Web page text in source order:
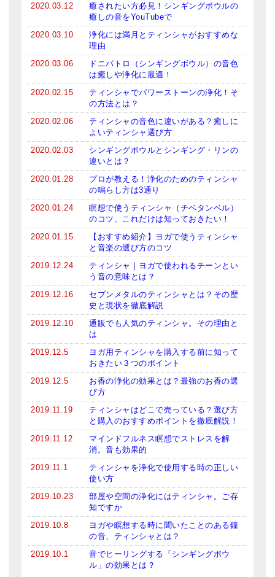
About Us
メールお便り登録
LINEお友だち登録
お客様の声
2020.03.12
癒されたい方必見！シンギングボウルの
癒しの音をYouTubeで
2020.03.10
浄化には満月とティンシャがおすすめな
理由
2020.03.06
ドニパトロ（シンギングボウル）の音色
は癒しや浄化に最適！
2020.02.15
ティンシャでパワーストーンの浄化！そ
の方法とは？
2020.02.06
ティンシャの音色に違いがある？癒しに
よいティンシャ選び方
2020.02.03
シンギングボウルとシンギング・リンの
違いとは？
2020.01.28
プロが教える！浄化のためのティンシャ
の鳴らし方は3通り
2020.01.24
瞑想で使うティンシャ（チベタンベル）
のコツ、これだけは知っておきたい！
2020.01.15
【おすすめ紹介】ヨガで使うティンシャ
と音楽の選び方のコツ
2019.12.24
ティンシャ｜ヨガで使われるチーンとい
う音の意味とは？
2019.12.16
セブンメタルのティンシャとは？その歴
史と現状を徹底解説
2019.12.10
通販でも人気のティンシャ。その理由と
は
2019.12.5
ヨガ用ティンシャを購入する前に知って
おきたい３つのポイント
2019.12.5
お香の浄化の効果とは？最強のお香の選
び方
2019.11.19
ティンシャはどこで売っている？選び方
と購入のおすすめポイントを徹底解説！
2019.11.12
マインドフルネス瞑想でストレスを解
消。音も効果的
2019.11.1
ティンシャを浄化で使用する時の正しい
使い方
2019.10.23
部屋や空間の浄化にはティンシャ。ご存
知ですか
2019.10.8
ヨガや瞑想する時に聞いたことのある鐘
の音、ティンシャとは？
2019.10.1
音でヒーリングする「シンギングボウ
ル」の効果とは？